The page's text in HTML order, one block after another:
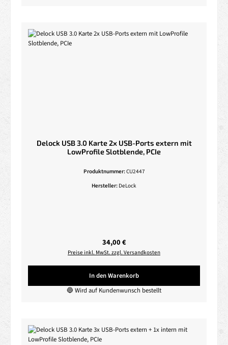
Delock USB 3.0 Karte 2x USB-Ports extern mit
LowProfile Slotblende, PCIe
Produktnummer:CU2447
Hersteller: DeLock
Regulärer Preis:
34,00 €
Preise inkl. MwSt. zzgl. Versandkosten
In den Warenkorb
🔵 Wird auf Kundenwunsch bestellt